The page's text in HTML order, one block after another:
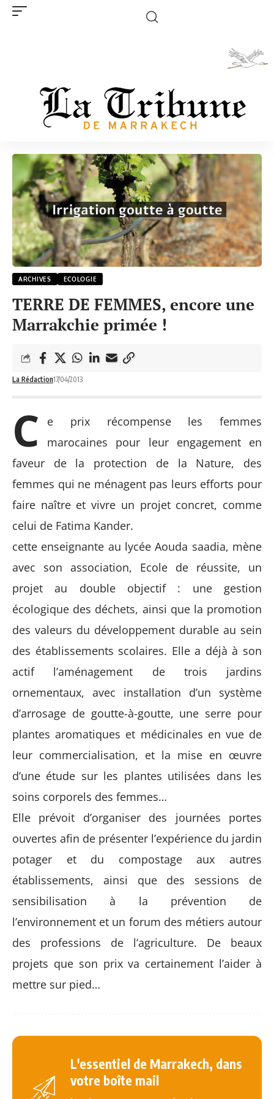
ARCHIVES ECOLOGIE
TERRE DE FEMMES, encore une
Marrakchie primée !
La Rédaction17/04/2013
C
e prix récompense les femmes
marocaines pour leur engagement en
faveur de la protection de la Nature, des
femmes qui ne ménagent pas leurs efforts pour
faire naître et vivre un projet concret, comme
celui de Fatima Kander.
cette enseignante au lycée Aouda saadia, mène
avec son association, Ecole de réussite, un
projet au double objectif : une gestion
écologique des déchets, ainsi que la promotion
des valeurs du développement durable au sein
des établissements scolaires. Elle a déjà à son
actif l’aménagement de trois jardins
ornementaux, avec installation d’un système
d’arrosage de goutte-à-goutte, une serre pour
plantes aromatiques et médicinales en vue de
leur commercialisation, et la mise en œuvre
d’une étude sur les plantes utilisées dans les
soins corporels des femmes…
Elle prévoit d’organiser des journées portes
ouvertes afin de présenter l’expérience du jardin
potager et du compostage aux autres
établissements, ainsi que des sessions de
sensibilisation à la prévention de
l’environnement et un forum des métiers autour
des professions de l’agriculture. De beaux
projets que son prix va certainement l’aider à
mettre sur pied…
L'essentiel de Marrakech, dans
votre boîte mail